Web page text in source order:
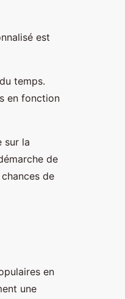
est
temps.
en fonction
sur la
de
de
en
une